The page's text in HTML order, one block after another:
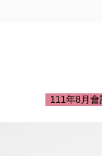
111年8月會